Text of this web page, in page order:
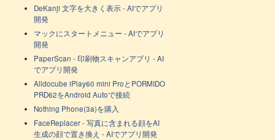
DeKanji 文字を大きく表示 - AIでアプリ
開発
マックにスタートメニュー - AIでアプリ
開発
PaperScan - 印刷物スキャンアプリ - AI
でアプリ開発
Alldocube iPlay60 mini ProとPORMIDO
PRD62をAndroid Autoで接続
Nothing Phone(3a)を購入
FaceReplacer - 写真に含まれる顔をAI
生成の顔で置き換え - AIでアプリ開発